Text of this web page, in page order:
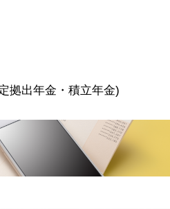
拠出年金・積立年金)